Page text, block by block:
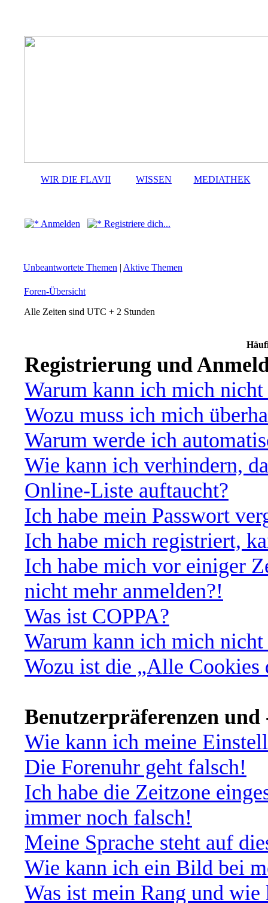
WIR DIE FLAVII WISSEN MEDIATHEK
Anmelden Registriere dich...
Unbeantwortete Themen | Aktive Themen
Foren-Übersicht
Alle Zeiten sind UTC + 2 Stunden
Registrierung und
Warum kann ich mich nicht
Wozu muss ich mich
Warum werde ich
Wie kann ich verhindern,
Online-Liste auftaucht?
Ich habe mein Passwort
Ich habe mich registriert,
Ich habe mich vor einiger
nicht mehr anmelden?!
Was ist COPPA?
Warum kann ich mich
Wozu ist die „Alle Cookies
Benutzerpräferenzen und
Wie kann ich meine
Die Forenuhr geht falsch!
Ich habe die Zeitzone
immer noch falsch!
Meine Sprache steht auf
Wie kann ich ein Bild bei
Was ist mein Rang und